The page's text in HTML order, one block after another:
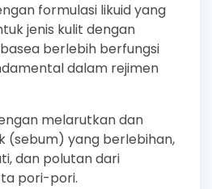
formulasi likuid yang
jenis kulit dengan
berlebih berfungsi
dalam rejimen
melarutkan dan
(sebum) yang berlebihan,
dan polutan dari
pori-pori.